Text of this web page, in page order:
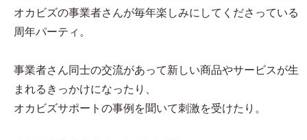
オカビズの事業者さんが毎年楽しみにしてくださっている
周年パーティ。
事業者さん同士の交流があって新しい商品やサービスが生
まれるきっかけになったり、
オカビズサポートの事例を聞いて刺激を受けたり。